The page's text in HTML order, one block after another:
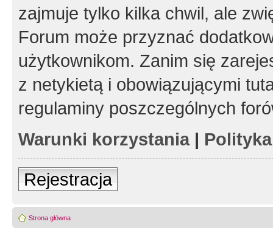
zajmuje tylko kilka chwil, ale
Forum może przyznać
użytkownikom. Zanim się
z netykietą i obowiązującymi
regulaminy poszczególnych
Warunki korzystania|
Rejestracja
Strona główna